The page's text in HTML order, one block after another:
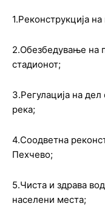
1.Реконструкција
2.Обезбедување на
стадионот;
3.Регулација на
река;
4.Соодветна
Пехчево;
5.Чиста и здрава
населени места;